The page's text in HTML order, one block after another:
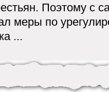
Поэтому с
меры по
...